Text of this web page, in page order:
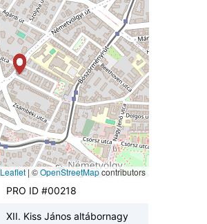
Leaflet | ©OpenStreetMapcontributors
PRO ID #00218
XII. Kiss János altábornagy